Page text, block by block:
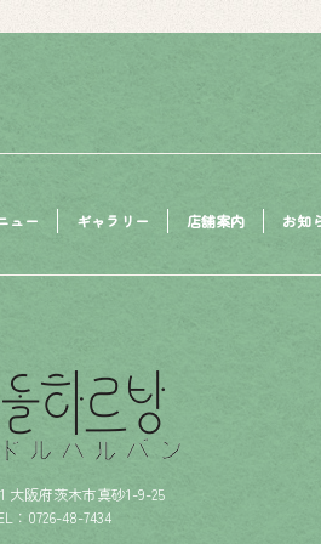
ュー ギャラリー 店舗案内 お知
大阪府茨木市真砂1-9-25
：0726-48-7434